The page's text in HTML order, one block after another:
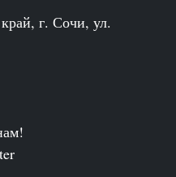
г. Сочи, ул.